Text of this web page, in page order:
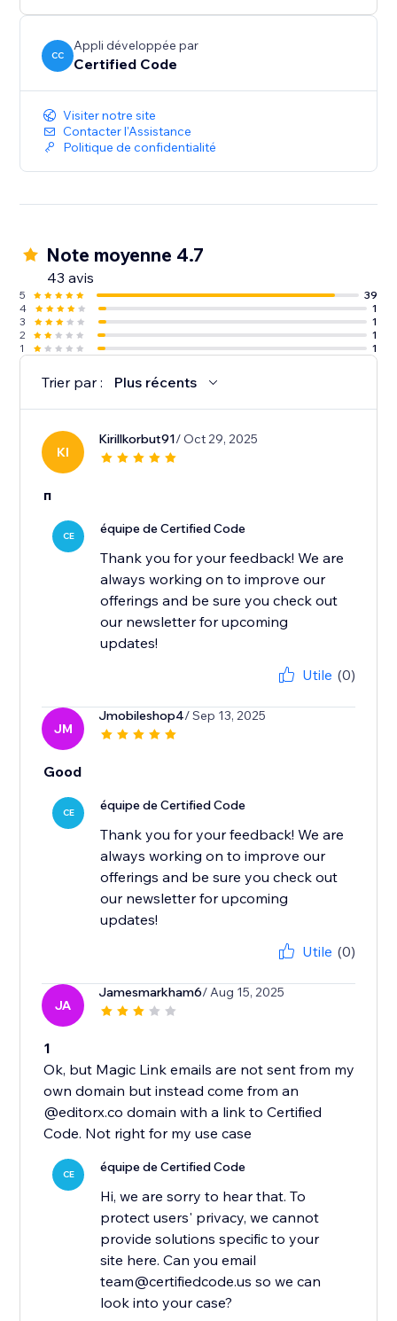
CC
Appli développée par
Certified Code
Visiter notre site
Contacter l'Assistance
Politique de confidentialité
Note moyenne 4.7
43 avis
5
39
4
1
3
1
2
1
1
1
Trier par : Plus récents
KI
Kirillkorbut91/ Oct 29, 2025
п
CE équipe de Certified Code
Thank you for your feedback! We are
always working on to improve our
offerings and be sure you check out
our newsletter for upcoming
updates!
Utile (0)
JM
Jmobileshop4/ Sep 13, 2025
Good
CE équipe de Certified Code
Thank you for your feedback! We are
always working on to improve our
offerings and be sure you check out
our newsletter for upcoming
updates!
Utile (0)
JA
Jamesmarkham6/ Aug 15, 2025
1
Ok, but Magic Link emails are not sent from my
own domain but instead come from an
@editorx.co domain with a link to Certified
Code. Not right for my use case
CE équipe de Certified Code
Hi, we are sorry to hear that. To
protect users' privacy, we cannot
provide solutions specific to your
site here. Can you email
team@certifiedcode.us so we can
look into your case?